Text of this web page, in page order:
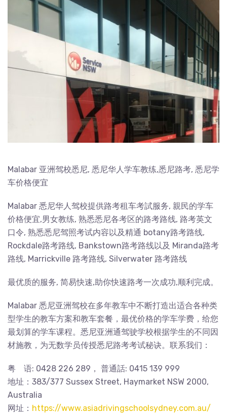
Malabar 亚洲驾校悉尼, 悉尼华人学车教练,悉尼路考, 悉尼学
车价格便宜
Malabar 悉尼华人驾校提供路考租车考試服务, 親民的学车
价格便宜,男女教练, 熟悉悉尼各考区的路考路线, 路考英文
口令, 熟悉悉尼驾照考试内容以及精通 botany路考路线,
Rockdale路考路线, Bankstown路考路线以及 Miranda路考
路线, Marrickville 路考路线, Silverwater 路考路线
最优质的服务, 简易快速,助你快速路考一次成功,顺利完成。
Malabar 悉尼亚洲驾校在多年教车中不断打造出适合各种类
型学生的教车方案和教车套餐，最优价格的学车学费，给您
最划算的学车课程。悉尼亚洲通驾驶学校根据学生的不同因
材施教，为无数学员传授悉尼路考考试秘诀。联系我们：
粤 语: 0428 226 289， 普通話: 0415 139 999
地址：383/377 Sussex Street, Haymarket NSW 2000,
Australia
网址： https://www.asiadrivingschoolsydney.com.au/